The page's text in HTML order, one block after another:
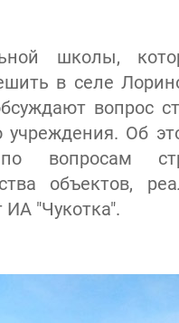
школы,
в селе
вопрос
учреждения. Об
вопросам
объектов,
"Чукотка".